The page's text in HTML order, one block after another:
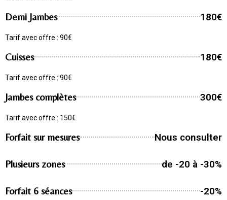
Demi Jambes 180€
Tarif avec offre : 90€
Cuisses 180€
Tarif avec offre : 90€
Jambes complètes 300€
Tarif avec offre : 150€
Forfait sur mesures Nous consulter
Plusieurs zones de -20 à -30%
Forfait 6 séances -20%